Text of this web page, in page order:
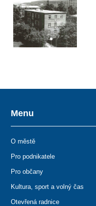
Menu
O městě
Pro podnikatele
Pro občany
Kultura, sport a volný čas
Otevřená radnice